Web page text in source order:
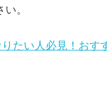
。
たい人必見！おす